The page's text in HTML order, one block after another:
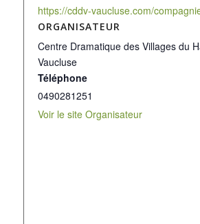
https://cddv-vaucluse.com/
ORGANISATEUR
Centre Dramatique des Villages du
Vaucluse
Téléphone
0490281251
Voir le site Organisateur